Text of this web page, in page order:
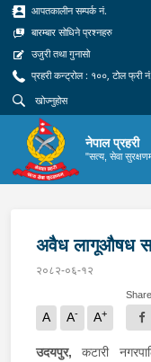
आपतकालीन सम्पर्क नं.
बारम्बार सोधिने प्रश्नहरु
उजुरी तथा गुनासो
प्रहरी कन्ट्रोल : १००, टोल फ्री
नेपाल प्रहरी
"सत्य, सेवा
अवैध लागूऔषध
२०८२-०६-१२
A A- A+
Share
उदयपुर,कटारी